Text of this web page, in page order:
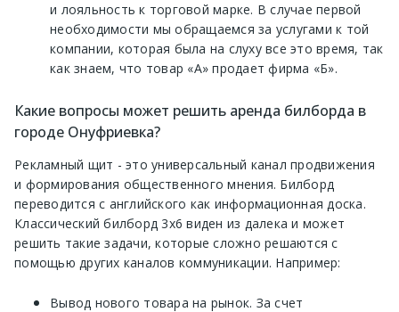
и лояльность к торговой марке. В случае первой
необходимости мы обращаемся за услугами к той
компании, которая была на слуху все это время, так
как знаем, что товар «А» продает фирма «Б».
Какие вопросы может решить аренда билборда в
городе Онуфриевка?
Рекламный щит - это универсальный канал продвижения
и формирования общественного мнения. Билборд
переводится с английского как информационная доска.
Классический билборд 3х6 виден из далека и может
решить такие задачи, которые сложно решаются с
помощью других каналов коммуникации. Например:
Вывод нового товара на рынок. За счет